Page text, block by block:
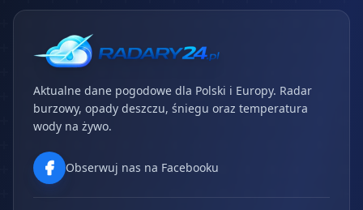
Aktualne dane pogodowe dla Polski i Europy. Radar
burzowy, opady deszczu, śniegu oraz temperatura
wody na żywo.
Obserwuj nas na Facebooku